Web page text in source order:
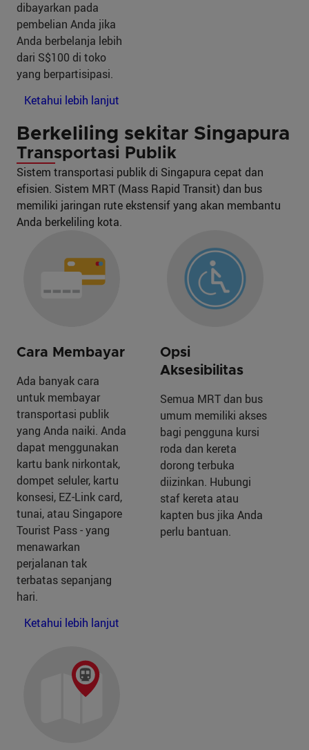
dibayarkan pada
pembelian Anda jika
Anda berbelanja lebih
dari S$100 di toko
yang berpartisipasi.
Ketahui lebih lanjut
Berkeliling sekitar Singapura
Transportasi Publik
Sistem transportasi publik di Singapura cepat dan
efisien. Sistem MRT (Mass Rapid Transit) dan bus
memiliki jaringan rute ekstensif yang akan membantu
Anda berkeliling kota.
Cara Membayar
Ada banyak cara
untuk membayar
transportasi publik
yang Anda naiki. Anda
dapat menggunakan
kartu bank nirkontak,
dompet seluler, kartu
konsesi, EZ-Link card,
tunai, atau Singapore
Tourist Pass - yang
menawarkan
perjalanan tak
terbatas sepanjang
hari.
Ketahui lebih lanjut
Opsi
Aksesibilitas
Semua MRT dan bus
umum memiliki akses
bagi pengguna kursi
roda dan kereta
dorong terbuka
diizinkan. Hubungi
staf kereta atau
kapten bus jika Anda
perlu bantuan.